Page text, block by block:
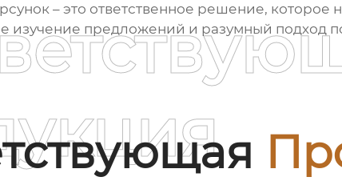
– это ответственное решение,
изучение предложений и разумный подход